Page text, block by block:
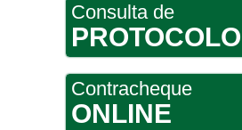
Consulta de
PROTOCOLO
Contracheque
ONLINE